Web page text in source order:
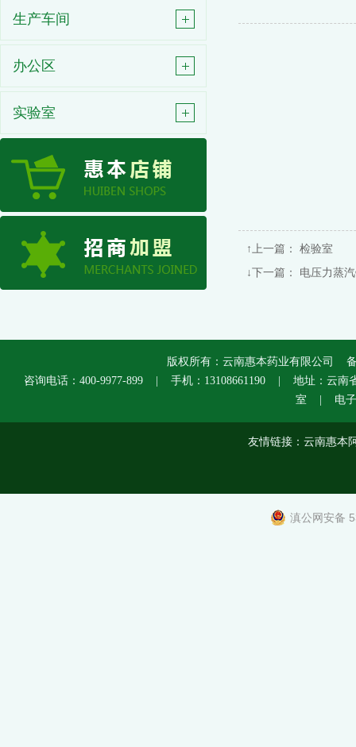
生产车间
办公区
实验室
↑上一篇： 检验室
↓下一篇： 电压力蒸
版权所有：云南惠本药业有限公司
咨询电话：400-9977-899 | 手机：13108661190 | 地址：云南省
室 | 电子邮
友情链接： 云南惠本
滇公网安备